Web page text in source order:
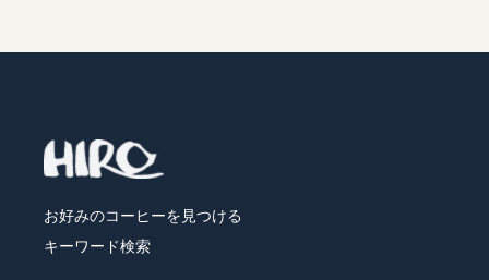
お好みのコーヒーを見つける
キーワード検索